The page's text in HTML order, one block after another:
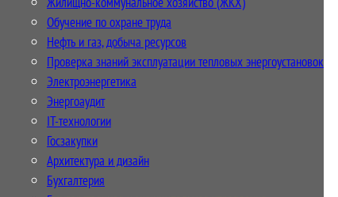
Обучение по охране труда
Нефть и газ, добыча ресурсов
Проверка знаний эксплуатации тепловых энергоустановок
Электроэнергетика
Энергоаудит
IT-технологии
Госзакупки
Архитектура и дизайн
Бухгалтерия